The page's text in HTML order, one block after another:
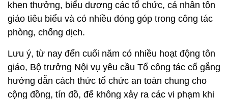
khen thưởng, biểu dương các tổ chức, cá nhân tôn
giáo tiêu biểu và có nhiều đóng góp trong công tác
phòng, chống dịch.
Lưu ý, từ nay đến cuối năm có nhiều hoạt động tôn
giáo, Bộ trưởng Nội vụ yêu cầu Tổ công tác cố gắng
hướng dẫn cách thức tổ chức an toàn chung cho
cộng đồng, tín đồ, để không xảy ra các vi phạm khi